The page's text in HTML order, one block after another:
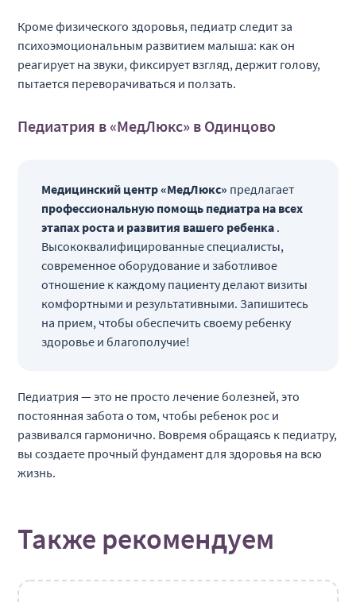
Кроме физического здоровья, педиатр следит за
психоэмоциональным развитием малыша: как он
реагирует на звуки, фиксирует взгляд, держит голову,
пытается переворачиваться и ползать.
Педиатрия в «МедЛюкс» в Одинцово
Медицинский центр «МедЛюкс» предлагает
профессиональную помощь педиатра на всех
этапах роста и развития вашего ребенка .
Высококвалифицированные специалисты,
современное оборудование и заботливое
отношение к каждому пациенту делают визиты
комфортными и результативными. Запишитесь
на прием, чтобы обеспечить своему ребенку
здоровье и благополучие!
Педиатрия — это не просто лечение болезней, это
постоянная забота о том, чтобы ребенок рос и
развивался гармонично. Вовремя обращаясь к педиатру,
вы создаете прочный фундамент для здоровья на всю
жизнь.
Также рекомендуем